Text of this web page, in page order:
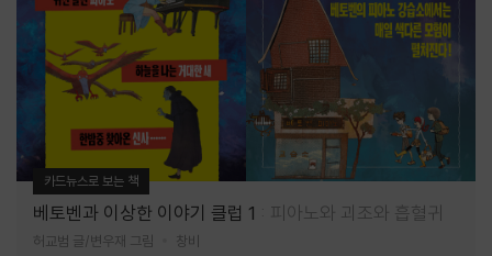
카드뉴스로 보는 책
베토벤과 이상한 이야기 클럽 1 피아노와 괴조와 흡혈귀
허교범 글/변우재 그림 창비